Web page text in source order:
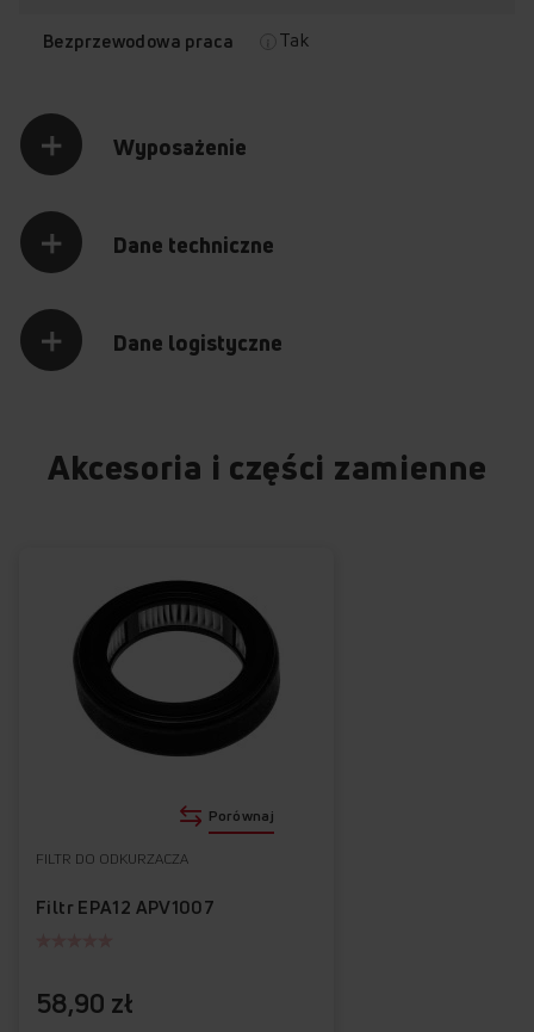
Bezprzewodowa praca Tak
Wyposażenie
Dane techniczne
Dane logistyczne
Akcesoria i części zamienne
58,90 zł
FILTR DO ODKURZACZA
Filtr EPA12 APV1007
Porównaj